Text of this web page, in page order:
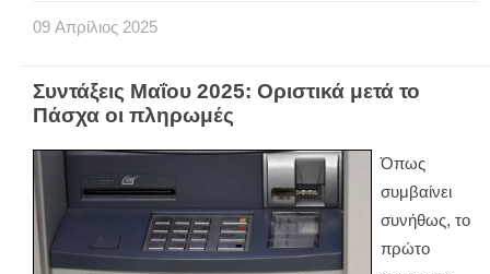
09 Απρίλιος 2025
Συντάξεις Μαΐου 2025: Οριστικά μετά το
Πάσχα οι πληρωμές
Όπως
συμβαίνει
συνήθως, το
πρώτο